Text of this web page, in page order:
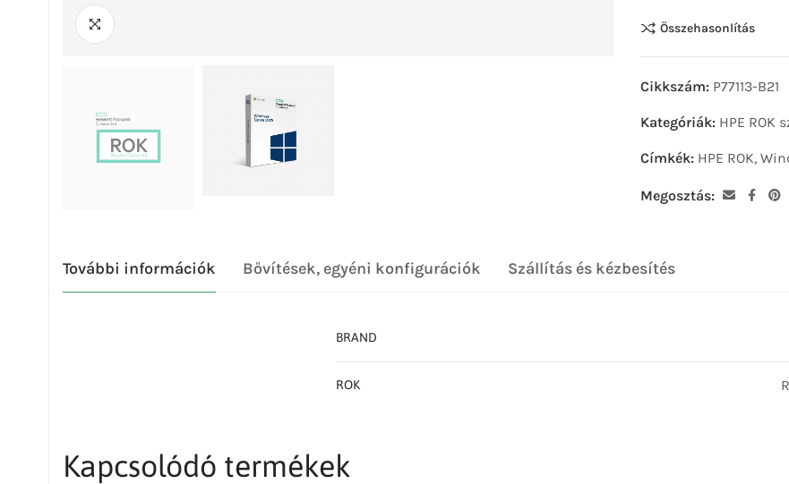
Összehasonlítás
Cikkszám: P77113-B21
Kategóriák: HPE ROK
Címkék: HPE ROK,
Megosztás:
További információk Bővítések, egyéni konfigurációk Szállítás és kézbesítés
BRAND
ROK
Kapcsolódó termékek